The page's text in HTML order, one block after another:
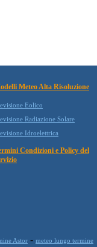
Meteo Alta Risoluzione
Eolico
Radiazione Solare
Idroelettrica
Condizioni e Policy del
Astor - meteo lungo termine